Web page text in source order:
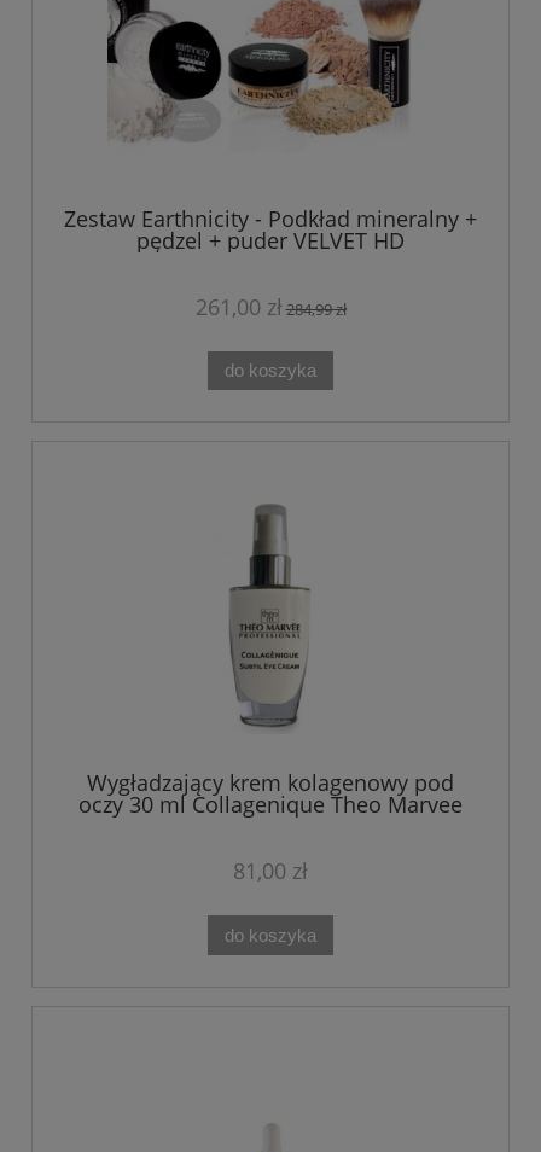
Zestaw Earthnicity - Podkład mineralny +
pędzel + puder VELVET HD
261,00 zł284,99 zł
do koszyka
Wygładzający krem kolagenowy pod
oczy 30 ml Collagenique Theo Marvee
81,00 zł
do koszyka